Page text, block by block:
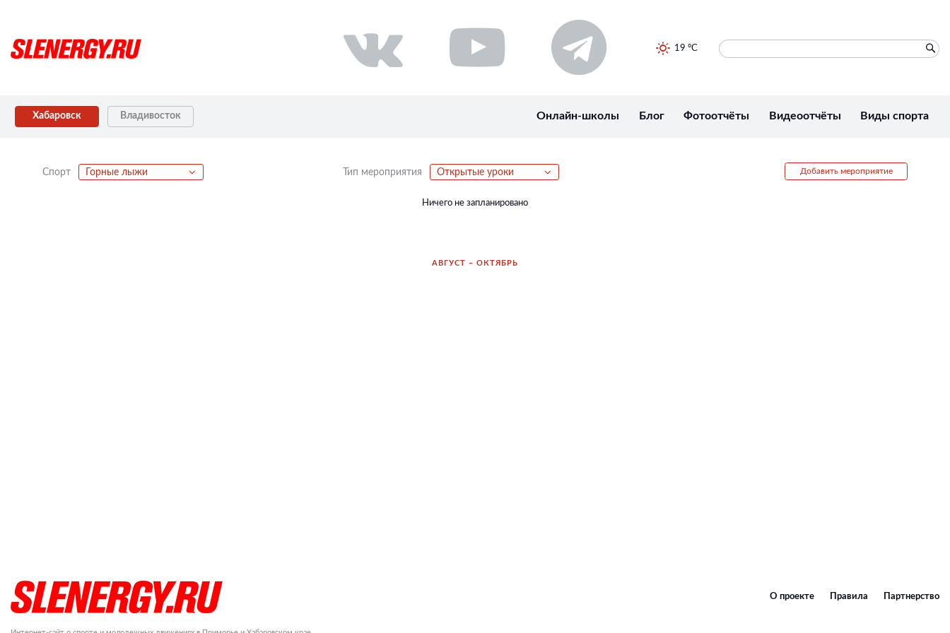
19 °C
Хабаровск Владивосток Онлайн-школы Блог Фотоотчёты Видеоотчёты Виды спорта
Спорт Горные лыжи Тип мероприятия Открытые уроки Добавить мероприятие
Ничего не запланировано
АВГУСТ – ОКТЯБРЬ
О проекте Правила Партнерство